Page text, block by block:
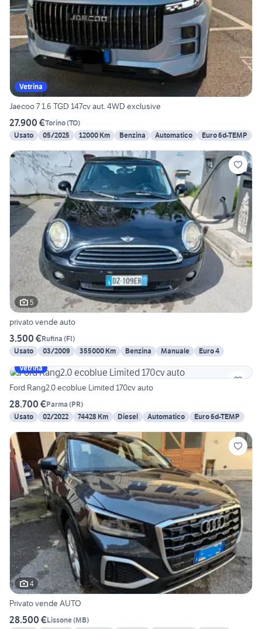
Vetrina
Jaecoo 7 1.6 TGD 147cv aut. 4WD exclusive
27.900 €Torino(TO)
Usato
05/2025 12000 Km Benzina Automatico Euro 6d-TEMP
5
privato vende auto
3.500 €Rufina (FI)
Usato
03/2009 355000 Km Benzina Manuale
Euro 4
Vetrina
Ford Rang2.0 ecoblue Limited 170cv auto
28.700 €Parma (PR)
Usato
02/2022 74428 Km Diesel Automatico Euro 6d-TEMP
4
Privato vende AUTO
28.500 €Lissone(MB)